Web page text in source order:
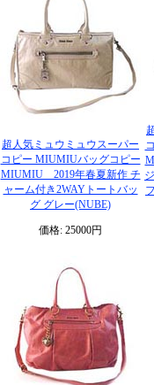
超人気ミュウミュウスーパー
コピー MIUMIUバッグコピー
MIUMIU 2019年春夏新作 チ
ャーム付き2WAYトートバッ
グ グレー(NUBE)
価格: 25000円